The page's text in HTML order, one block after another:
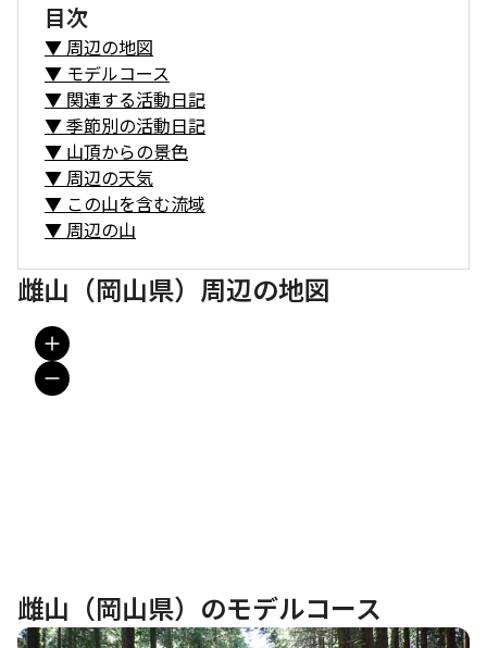
目次
▼ 周辺の地図
▼ モデルコース
▼ 関連する活動日記
▼季節別の活動日記
▼ 山頂からの景色
▼ 周辺の天気
▼ この山を含む流域
▼ 周辺の山
雌山（岡山県）周辺の地図
雌山（岡山県）のモデルコース